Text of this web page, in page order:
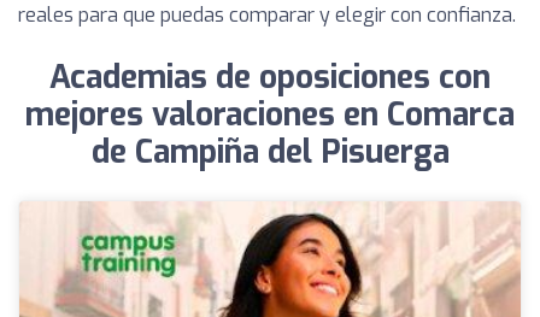
reales para que puedas comparar y elegir con confianza.
Academias de oposiciones con
mejores valoraciones en Comarca
de Campiña del Pisuerga